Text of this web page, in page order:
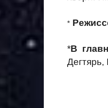
*
*В